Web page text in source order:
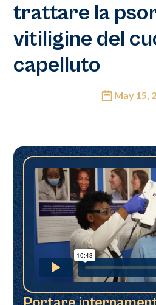
trattare la
vitiligine del
capelluto
May 15,